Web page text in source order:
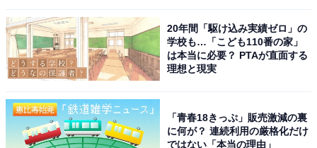
ハイコーキ「CR18DA」
HiKOKI(ハイコーキ) 18V セーバーソー レシプロソー
CR18DA バッテリー・充電器・ケース別売り
CR18DA(NN)【木材・金属切断 DIY 枝打ち 粗大ゴミ解
体】
20年間「駆け込み実績ゼロ」の
学校も…「こども110番の家」
は本当に必要？ PTAが直面する
理想と現実
「青春18きっぷ」販売激減の裏
に何が？ 連続利用の厳格化だけ
ではない「本当の理由」